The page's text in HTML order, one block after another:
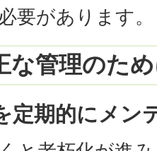
要があります。
な管理のた
定期的にメン